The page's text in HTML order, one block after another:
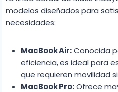
modelos diseñados para
necesidades:
MacBook Air:Conocida
eficiencia, es ideal para
que requieren movilidad
MacBook Pro:Ofrece